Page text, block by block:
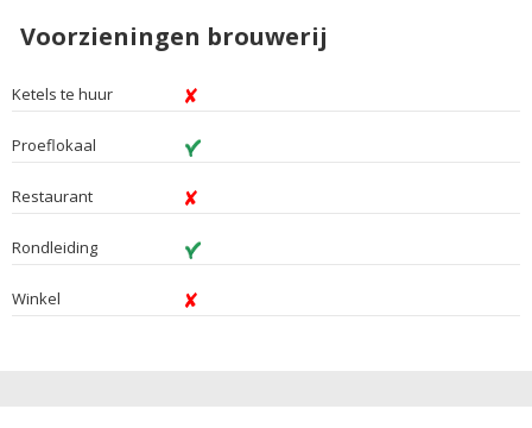
Voorzieningen brouwerij
Ketels te huur
Proeflokaal
Restaurant
Rondleiding
Winkel